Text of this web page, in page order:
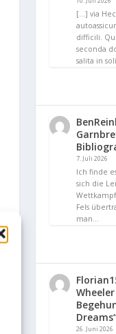
[…] via
difficili.
seconda
salita in
7. Juli 2026
Ich finde
sich die
Fels
man…
26. Juni 2026